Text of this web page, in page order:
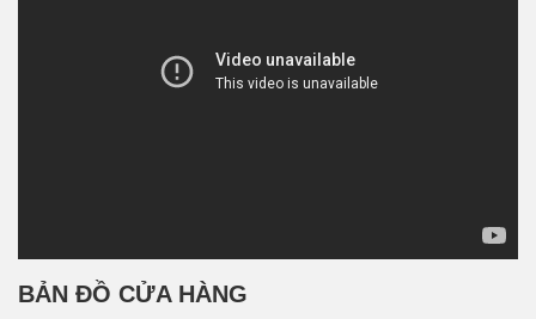
BẢN ĐỒ CỬA HÀNG